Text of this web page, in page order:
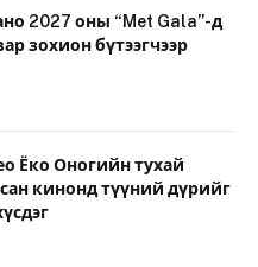
2027 оны “Met Gala”-д
зохион бүтээгчээр
Ёко Оногийн тухай
кинонд түүний дүрийг